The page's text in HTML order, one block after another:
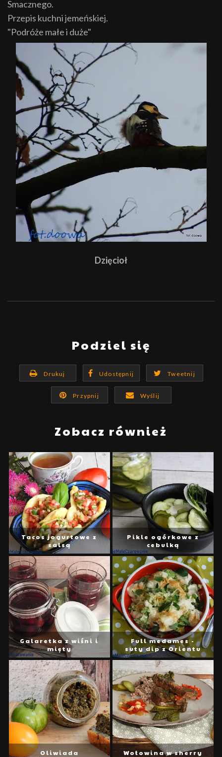
Smacznego.
Przepis kuchni jemeńskiej.
"Podróże małe i duże"
Dzięcioł
Podziel się
Drukuj Udostępnij Tweetnij
Przypnij Wyślij
Zobacz również
Tacos jogurtowe z
salsą
Pikle ogórkowe z
cebulką
Galaretka z wiśni i
mięty
Full medames -
suty dip z Orientu
Oliwiada Wołowina w sherry